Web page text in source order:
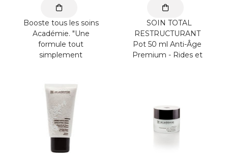
Booste tous les soins
Académie. "Une
formule tout
simplement
deux familles ...
SOIN TOTAL
RESTRUCTURANT
Pot 50 ml Anti-Âge
Premium - Rides et